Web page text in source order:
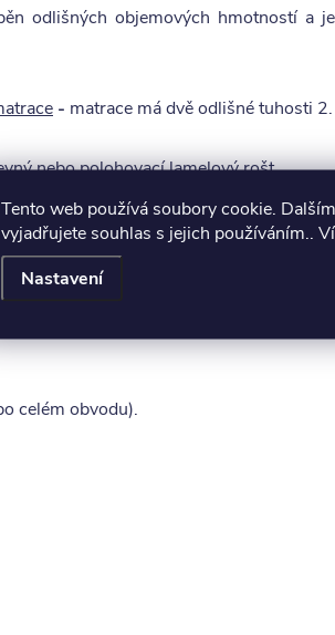
Tento web používá soubory cookie.
vyjadřujete souhlas s jejich používáním..
Nastavení
odlišných objemových hmotností a
- matrace má dvě odlišné tuhosti
nebo polohovací lamelový rošt.
výtažek známé rostliny Aloe
prošitý třízónovým způsobem,
celém obvodu).